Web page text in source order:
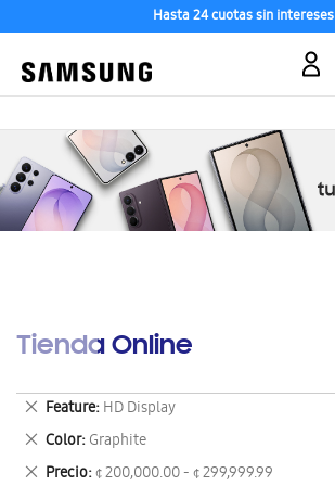
Hasta 24 cuotas sin intereses
Tienda Online
Feature HD Display
Eliminar
este
artículo
Color Graphite
Eliminar
este
Precio ¢ 200,000.00 - ¢ 299,999.99
Eliminar